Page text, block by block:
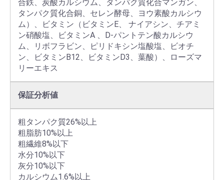
合鉄、炭酸カルシウム、タンパク質化合マンガン、
タンパク質化合銅、セレン酵母、ヨウ素酸カルシウ
ム）、ビタミン（ビタミンE、 ナイアシン、チアミ
ン硝酸塩、ビタミンA 、D-パントテン酸カルシウ
ム、リボフラビン、ピリドキシン塩酸塩、ビオチ
ン、ビタミンB12、ビタミンD3、葉酸）、ローズマ
リーエキス
保証分析値
粗タンパク質26%以上
粗脂肪10%以上
粗繊維8%以下
水分10%以下
灰分10%以下
カルシウム1.6%以上